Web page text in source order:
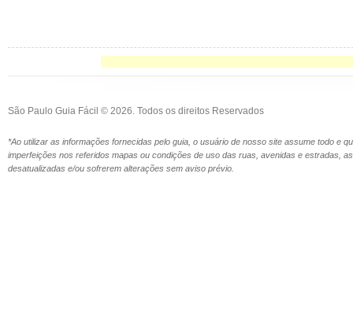
São Paulo Guia Fácil © 2026. Todos os direitos Reservados
*Ao utilizar as informações fornecidas pelo guia, o usuário de nosso site assume todo e
imperfeições nos referidos mapas ou condições de uso das ruas, avenidas e estradas,
desatualizadas e/ou sofrerem alterações sem aviso prévio.